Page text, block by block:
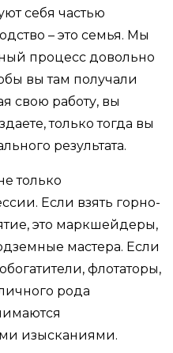
себя частью
– это семья. Мы
процесс довольно
вы там получали
свою работу, вы
только тогда вы
результата.
только
Если взять горно-
это маркшейдеры,
мастера. Если
флотаторы,
рода
изысканиями.